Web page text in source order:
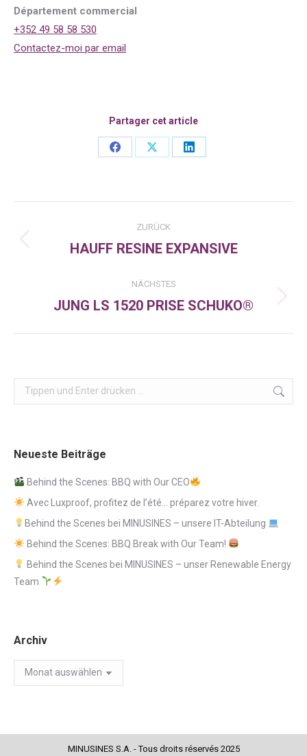
Département commercial
+352 49 58 58 530
Contactez-moi par email
Partager cet article
Share
Share
Share
Kommentarnavigation
ZURÜCK
Vorheriger
HAUFF RESINE EXPANSIVE
NÄCHSTES
Nächster
JUNG LS 1520 PRISE SCHUKO®
Search:
Neueste Beiträge
Behind the Scenes: BBQ with Our CEO
Avec Luxproof, profitez de l’été… préparez votre hiver.
Behind the Scenes bei MINUSINES – unsere IT-Abteilung
Behind the Scenes: BBQ Break with Our Team!
Behind the Scenes bei MINUSINES – unser Renewable Energy
Team
Archiv
Archiv
MINUSINES S.A. - Tous droits réservés 2025